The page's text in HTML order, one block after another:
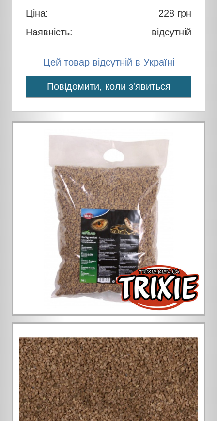
Ціна:
228 грн
Наявність:
відсутній
Цей товар відсутній в Україні
Повідомити, коли з'явиться